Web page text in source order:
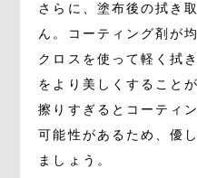
さらに、塗布後の拭き
ん。コーティング剤が
クロスを使って軽く拭
をより美しくすること
擦りすぎるとコーティ
可能性があるため、優
ましょう。